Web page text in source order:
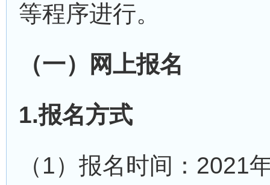
等程序进行。
（一）网上报名
1.报名方式
（1）报名时间：2021